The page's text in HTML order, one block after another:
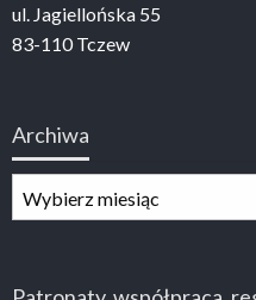
ul. Jagiellońska 55
83-110 Tczew
Archiwa